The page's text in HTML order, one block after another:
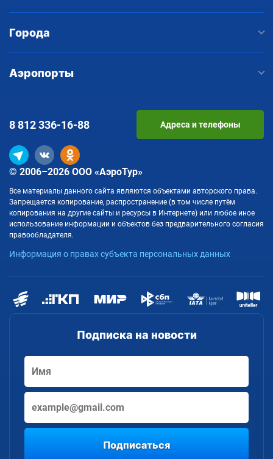
Города
Аэропорты
Подписка на новости
Подписаться
© 2006–2026 ООО «АэроТур»
Все материалы данного сайта являются объектами авторского права.
Запрещается копирование, распространение (в том числе путём
копирования на другие сайты и ресурсы в Интернете) или любое иное
использование информации и объектов без предварительного согласия
правообладателя.
Информация о правах субъекта персональных данных
8 812336-16-88 Адреса и телефоны